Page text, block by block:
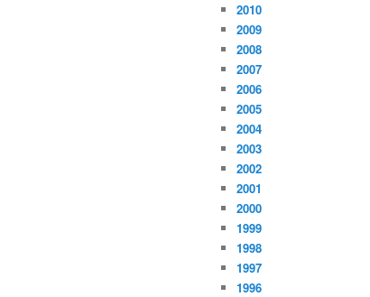
2010
2009
2008
2007
2006
2005
2004
2003
2002
2001
2000
1999
1998
1997
1996